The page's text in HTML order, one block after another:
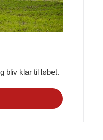
bliv klar til løbet.